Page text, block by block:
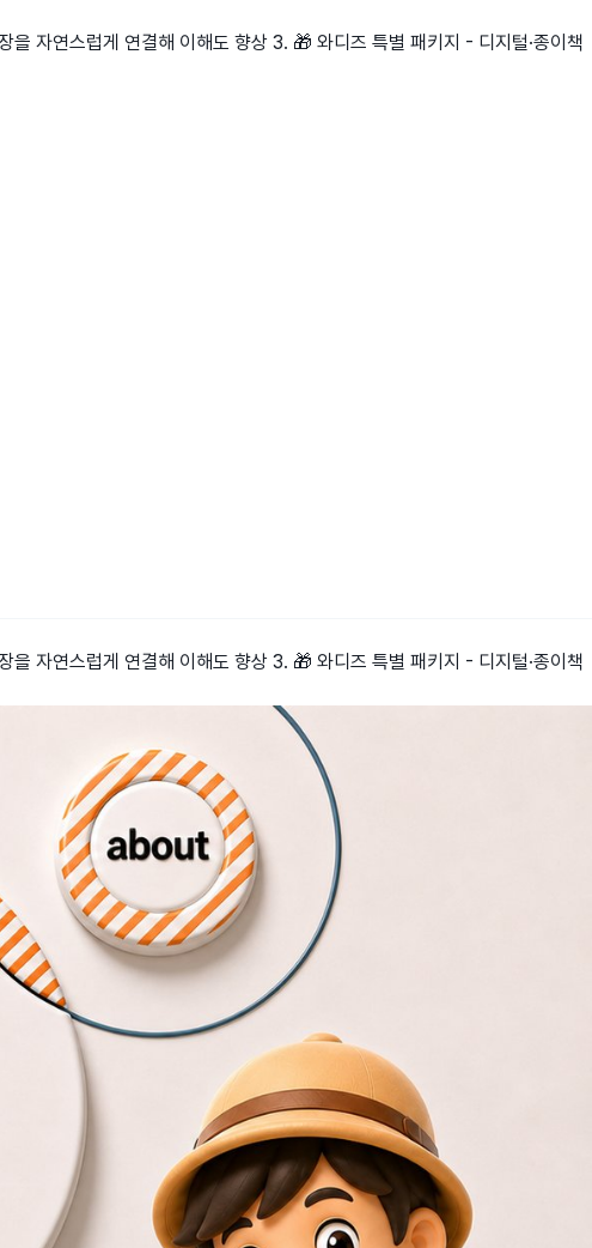
자연스럽게 연결해 이해도 향상 3. 🎁 와디즈 특별 패키지 - 디지털·종이책
자연스럽게 연결해 이해도 향상 3. 🎁 와디즈 특별 패키지 - 디지털·종이책